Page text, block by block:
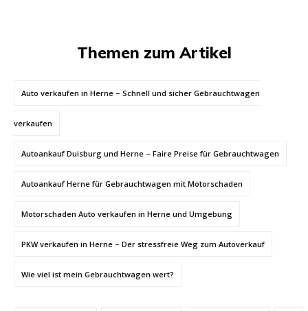
Themen zum Artikel
Auto verkaufen in Herne – Schnell und sicher Gebrauchtwagen
verkaufen
Autoankauf Duisburg und Herne – Faire Preise für Gebrauchtwagen
Autoankauf Herne für Gebrauchtwagen mit Motorschaden
Motorschaden Auto verkaufen in Herne und Umgebung
PKW verkaufen in Herne – Der stressfreie Weg zum Autoverkauf
Wie viel ist mein Gebrauchtwagen wert?